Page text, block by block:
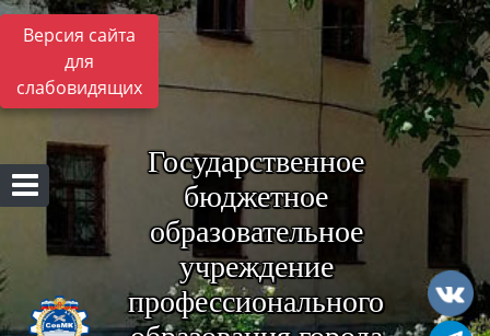
Версия сайта
для
слабовидящих
Государственное
бюджетное
образовательное
учреждение
профессионального